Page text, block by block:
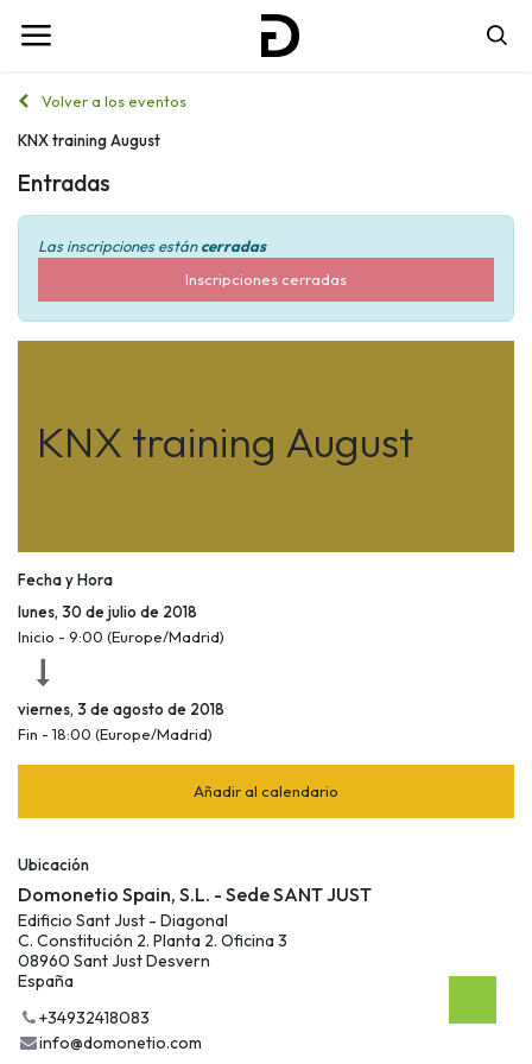
Volver a los eventos
KNX training August
Entradas
Las inscripciones estáncerradas
Inscripciones cerradas
KNX training August
Fecha y Hora
lunes, 30 de julio de 2018
Inicio - 9:00 (Europe/Madrid)
viernes, 3 de agosto de 2018
Fin - 18:00 (Europe/Madrid)
Añadir al calendario
Ubicación
Domonetio Spain, S.L. - Sede SANT JUST
Edificio Sant Just - Diagonal
C. Constitución 2. Planta 2. Oficina 3
08960 Sant Just Desvern
España
+34932418083
info@domonetio.com